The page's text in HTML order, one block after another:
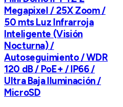
Megapixel / 25X Zoom /
50 mts Luz Infrarroja
Inteligente (Visión
Nocturna) /
Autoseguimiento / WDR
120 dB / PoE+ / IP66 /
Ultra Baja Iluminación /
MicroSD